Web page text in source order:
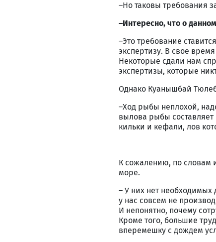
–Но таковы требования
–Интересно, что о
–Это требование
экспертизу. В свое
Некоторые сдали нам
экспертизы, которые
Однако Куанышбай
–Ход рыбы неплохой,
вылова рыбы
кильки и кефали, лов
К сожалению, по словам
море.
– У них нет необходимых
у нас совсем не
И непонятно, почему
Кроме того, большие
вперемешку с дождем